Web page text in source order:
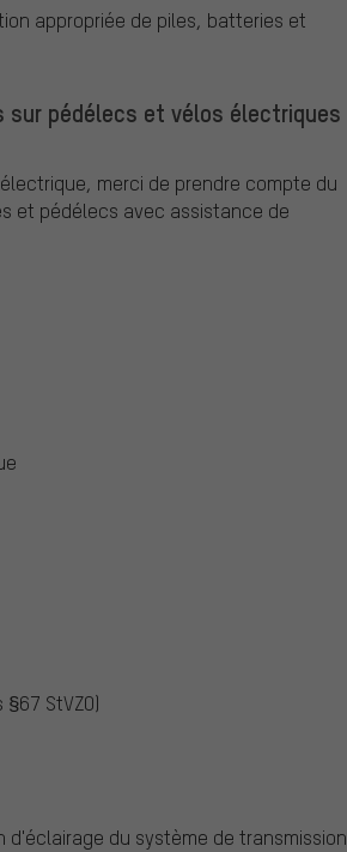
appropriée de piles, batteries et
sur pédélecs et vélos électriques
merci de prendre compte du
et pédélecs avec assistance de
StVZO)
d'éclairage du système de transmission